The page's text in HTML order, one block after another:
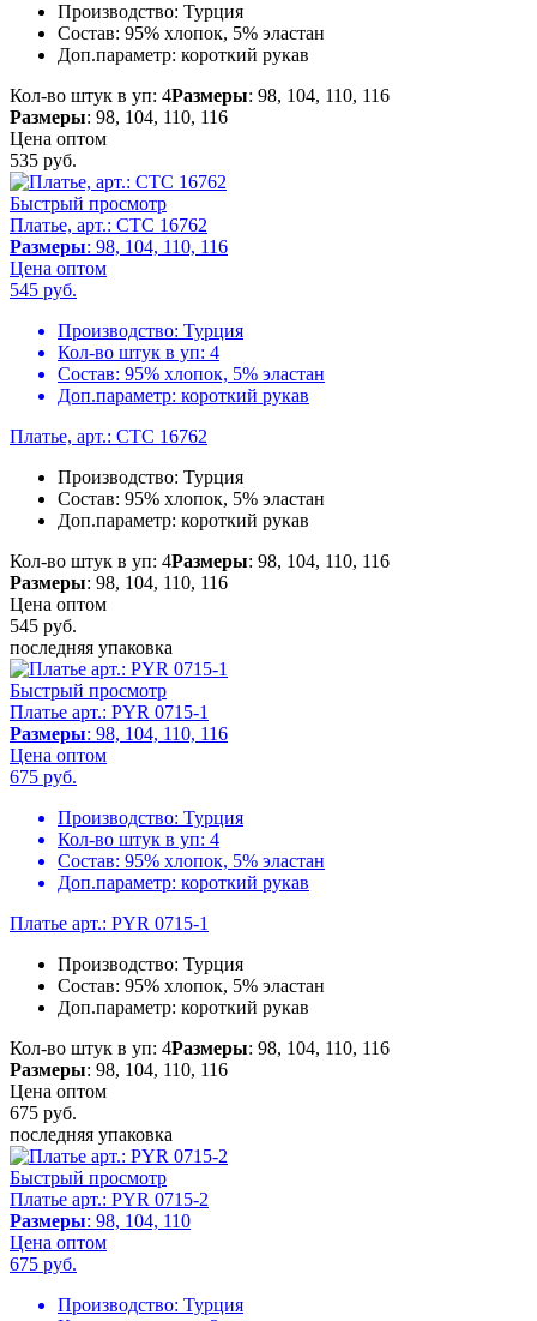
Производство: Турция
Состав: 95% хлопок, 5% эластан
Доп.параметр: короткий рукав
Кол-во штук в уп: 4Размеры: 98, 104, 110, 116
Размеры: 98, 104, 110, 116
Цена оптом
535 руб.
Быстрый просмотр
Платье, арт.: CTC 16762
Размеры: 98, 104, 110, 116
Цена оптом
545 руб.
Производство: Турция
Кол-во штук в уп: 4
Состав: 95% хлопок, 5% эластан
Доп.параметр: короткий рукав
Платье, арт.: CTC 16762
Производство: Турция
Состав: 95% хлопок, 5% эластан
Доп.параметр: короткий рукав
Кол-во штук в уп: 4Размеры: 98, 104, 110, 116
Размеры: 98, 104, 110, 116
Цена оптом
545 руб.
последняя упаковка
Быстрый просмотр
Платье арт.: PYR 0715-1
Размеры: 98, 104, 110, 116
Цена оптом
675 руб.
Производство: Турция
Кол-во штук в уп: 4
Состав: 95% хлопок, 5% эластан
Доп.параметр: короткий рукав
Платье арт.: PYR 0715-1
Производство: Турция
Состав: 95% хлопок, 5% эластан
Доп.параметр: короткий рукав
Кол-во штук в уп: 4Размеры: 98, 104, 110, 116
Размеры: 98, 104, 110, 116
Цена оптом
675 руб.
последняя упаковка
Быстрый просмотр
Платье арт.: PYR 0715-2
Размеры: 98, 104, 110
Цена оптом
675 руб.
Производство: Турция